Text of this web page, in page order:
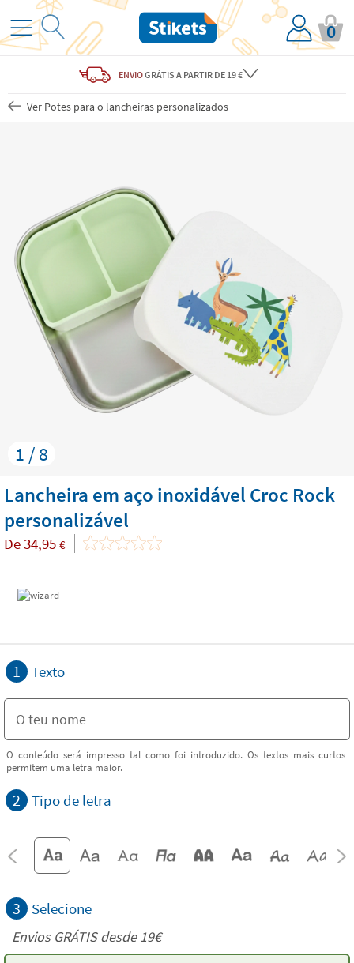
0
ENVIOGRÁTIS A PARTIR DE 19 €
Ver Potes para o lancheiras personalizados
1 / 8
Lancheira em aço inoxidável Croc Rock
personalizável
De34,95 €
1 Texto
O conteúdo será impresso tal como foi introduzido. Os textos mais curtos
permitem uma letra maior.
2 Tipo de letra
3 Selecione
Envios GRÁTIS desde 19€